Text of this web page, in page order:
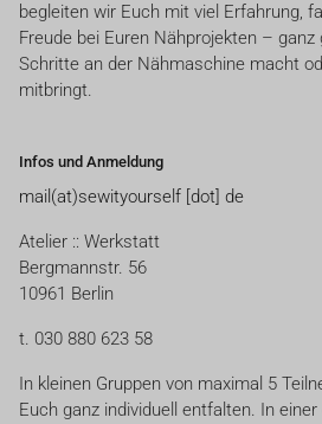
begleiten wir Euch mit viel Erfahrung,
Freude bei Euren Nähprojekten –
Schritte an der Nähmaschine macht
mitbringt.
Infos und Anmeldung
mail(at)sewityourself [dot] de
Atelier :: Werkstatt
Bergmannstr. 56
10961 Berlin
t. 030 880 623 58
In kleinen Gruppen von maximal 5
Euch ganz individuell entfalten. In